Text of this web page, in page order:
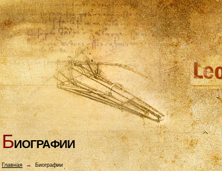
БИОГРАФИИ
Главная→ Биографии